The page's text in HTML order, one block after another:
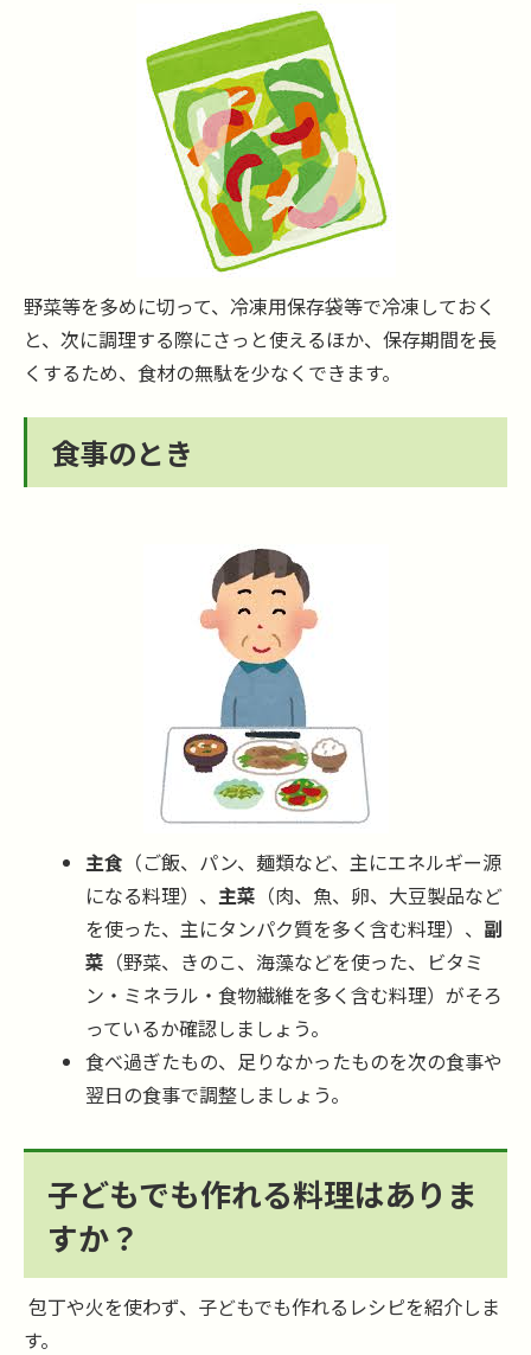
野菜等を多めに切って、冷凍用保存袋等で冷凍しておく
と、次に調理する際にさっと使えるほか、保存期間を長
くするため、食材の無駄を少なくできます。
食事のとき
主食 （ご飯、パン、麺類など、主にエネルギー源
になる料理）、 主菜 （肉、魚、卵、大豆製品など
を使った、主にタンパク質を多く含む料理）、 副
菜 （野菜、きのこ、海藻などを使った、ビタミ
ン・ミネラル・食物繊維を多く含む料理）がそろ
っているか確認しましょう。
食べ過ぎたもの、足りなかったものを次の食事や
翌日の食事で調整しましょう。
子どもでも作れる料理はありま
すか？
包丁や火を使わず、子どもでも作れるレシピを紹介しま
す。